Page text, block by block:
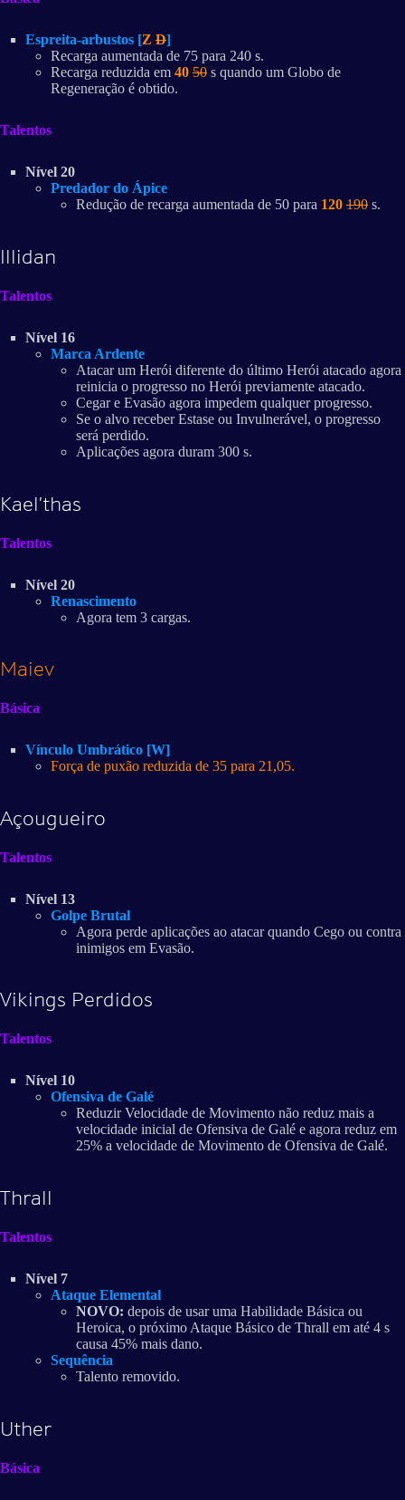
Espreita-arbustos [Z D]
Recarga aumentada de 75 para 240 s.
Recarga reduzida em 40 50 s quando um Globo de
Regeneração é obtido.
Talentos
Nível 20
Predador do Ápice
Redução de recarga aumentada de 50 para 120 190 s.
Illidan
Talentos
Nível 16
Marca Ardente
Atacar um Herói diferente do último Herói atacado agora
reinicia o progresso no Herói previamente atacado.
Cegar e Evasão agora impedem qualquer progresso.
Se o alvo receber Estase ou Invulnerável, o progresso
será perdido.
Aplicações agora duram 300 s.
Kael’thas
Talentos
Nível 20
Renascimento
Agora tem 3 cargas.
Maiev
Básica
Vínculo Umbrático [W]
Força de puxão reduzida de 35 para 21,05.
Açougueiro
Talentos
Nível 13
Golpe Brutal
Agora perde aplicações ao atacar quando Cego ou contra
inimigos em Evasão.
Vikings Perdidos
Talentos
Nível 10
Ofensiva de Galé
Reduzir Velocidade de Movimento não reduz mais a
velocidade inicial de Ofensiva de Galé e agora reduz em
25% a velocidade de Movimento de Ofensiva de Galé.
Thrall
Talentos
Nível 7
Ataque Elemental
NOVO: depois de usar uma Habilidade Básica ou
Heroica, o próximo Ataque Básico de Thrall em até 4 s
causa 45% mais dano.
Sequência
Talento removido.
Uther
Básica